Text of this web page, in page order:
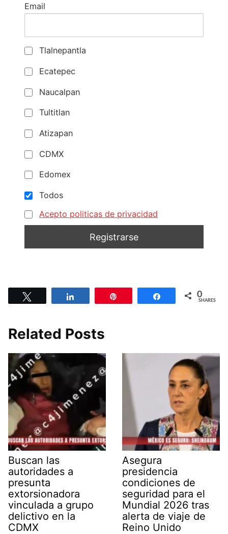
Email
Tlalnepantla
Ecatepec
Naucalpan
Tultitlan
Atizapan
CDMX
Edomex
Todos
Acepto politicas de privacidad
Share 0
SHARES
Related Posts
Buscan las
autoridades a
presunta
extorsionadora
vinculada a grupo
delictivo en la
CDMX
Asegura
presidencia
condiciones de
seguridad para el
Mundial 2026 tras
alerta de viaje de
Reino Unido